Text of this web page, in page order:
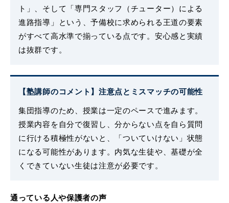
ト」、そして「専門スタッフ（チューター）による
進路指導」という、予備校に求められる王道の要素
がすべて高水準で揃っている点です。安心感と実績
は抜群です。
【塾講師のコメント】注意点とミスマッチの可能性
集団指導のため、授業は一定のペースで進みます。
授業内容を自分で復習し、分からない点を自ら質問
に行ける積極性がないと、「ついていけない」状態
になる可能性があります。内気な生徒や、基礎が全
くできていない生徒は注意が必要です。
通っている人や保護者の声